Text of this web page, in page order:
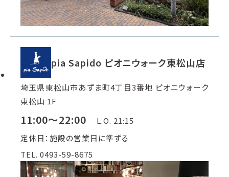
pia Sapido ピオニウォーク東松山店
埼玉県東松山市あずま町4丁目3番地 ピオニウォーク
東松山 1F
11:00～22:00
L.O. 21:15
定休日：施設の営業日に準ずる
TEL. 0493-59-8675